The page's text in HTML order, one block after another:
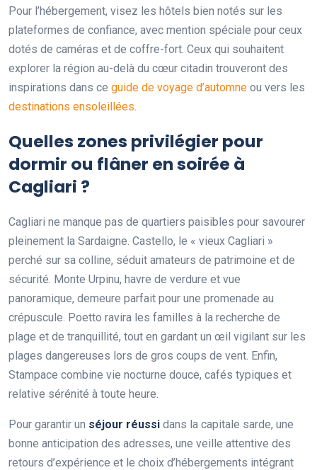
Pour l’hébergement, visez les hôtels bien notés sur les
plateformes de confiance, avec mention spéciale pour ceux
dotés de caméras et de coffre-fort. Ceux qui souhaitent
explorer la région au-delà du cœur citadin trouveront des
inspirations dans ce guide de voyage d’automne ou vers les
destinations ensoleillées
Quelles zones privilégier pour
dormir ou flâner en soirée à
Cagliari ?
Cagliari ne manque pas de quartiers paisibles pour savourer
pleinement la Sardaigne. Castello, le « vieux Cagliari »
perché sur sa colline, séduit amateurs de patrimoine et de
sécurité. Monte Urpinu, havre de verdure et vue
panoramique, demeure parfait pour une promenade au
crépuscule. Poetto ravira les familles à la recherche de
plage et de tranquillité, tout en gardant un œil vigilant sur les
plages dangereuses lors de gros coups de vent. Enfin,
Stampace combine vie nocturne douce, cafés typiques et
relative sérénité à toute heure.
Pour garantir un séjour réussi dans la capitale sarde, une
bonne anticipation des adresses, une veille attentive des
retours d’expérience et le choix d’hébergements intégrant